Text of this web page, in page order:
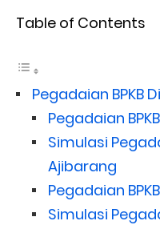
Table of Contents
Pegadaian BPKB
Pegadaian
Simulasi
Ajibarang
Pegadaian
Simulasi